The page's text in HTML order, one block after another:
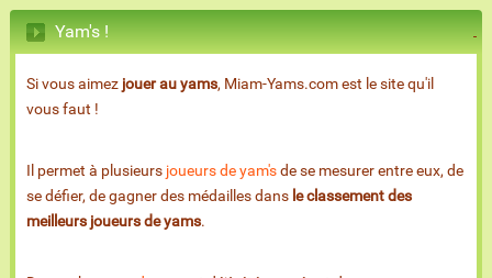
Yam's !
Si vous aimez jouer au yams, Miam-Yams.com est le site qu'il
vous faut !
Il permet à plusieurs joueurs de yam'sde se mesurer entre eux, de
se défier, de gagner des médailles dans le classement des
meilleurs joueurs de yams.